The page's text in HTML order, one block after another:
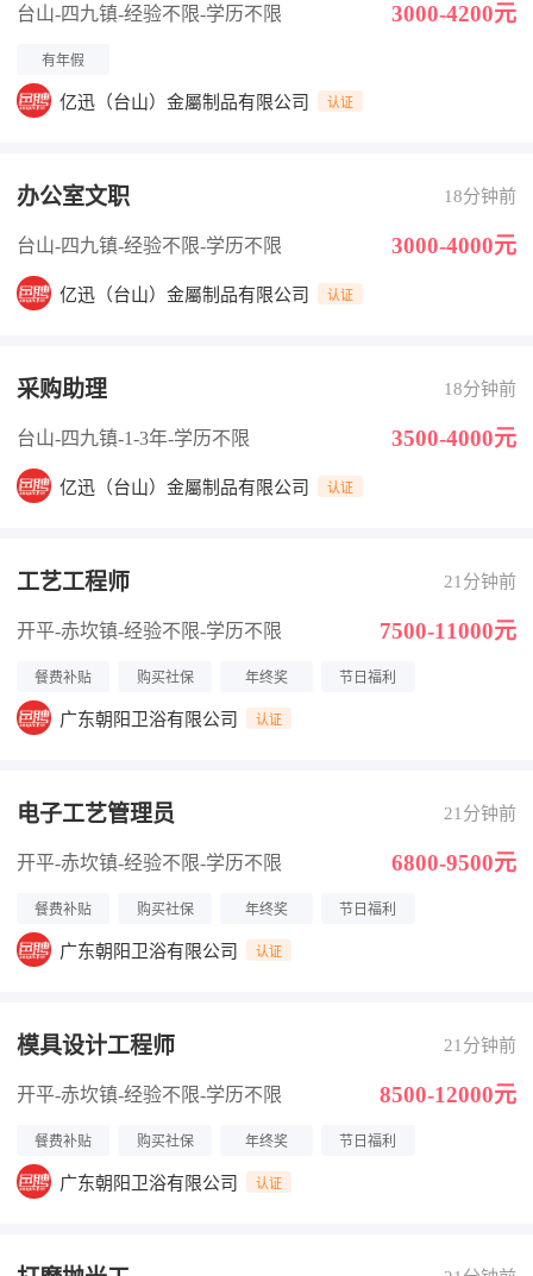
台山-四九镇-经验不限-学历不限 3000-4200元
有年假
亿迅（台山）金屬制品有限公司 认证
办公室文职 18分钟前
台山-四九镇-经验不限-学历不限 3000-4000元
亿迅（台山）金屬制品有限公司 认证
采购助理 18分钟前
台山-四九镇-1-3年-学历不限 3500-4000元
亿迅（台山）金屬制品有限公司 认证
工艺工程师 21分钟前
开平-赤坎镇-经验不限-学历不限 7500-11000元
餐费补贴 购买社保 年终奖 节日福利
广东朝阳卫浴有限公司 认证
电子工艺管理员 21分钟前
开平-赤坎镇-经验不限-学历不限 6800-9500元
餐费补贴 购买社保 年终奖 节日福利
广东朝阳卫浴有限公司 认证
模具设计工程师 21分钟前
开平-赤坎镇-经验不限-学历不限 8500-12000元
餐费补贴 购买社保 年终奖 节日福利
广东朝阳卫浴有限公司 认证